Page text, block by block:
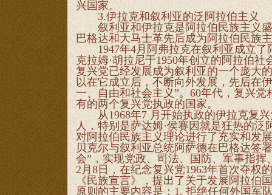
兴国家。
3.伊拉克和叙利亚的泛阿拉伯主义
叙利亚和伊拉克是阿拉伯民族主义盛
巴格达和大马士革先后成为阿拉伯民族
1947年4月阿弗拉克在叙利亚成立了
克拉姆·胡拉尼于1950年创立的阿拉伯
复兴党已经发展成为叙利亚的一个庞大
以在它成立后，不断向外发展，先后在
一、自由和社会主义”。60年代，复兴
有的两个复兴党执政的国家。
从1968年7 月开始执政的伊拉克复兴
人，特别是萨达姆·侯赛因就是狂热的
对阿拉伯民族主义理论进行了充实和发
贝克尔与叙利亚总统阿萨德在巴格达签
会”，实现党政、司法、国防、军事指
2月8日，在纪念复兴党1963年首次夺权
《民族宣言》，提出了关于发展阿拉伯
原则的主要内容是：1. 拒绝任何外国军